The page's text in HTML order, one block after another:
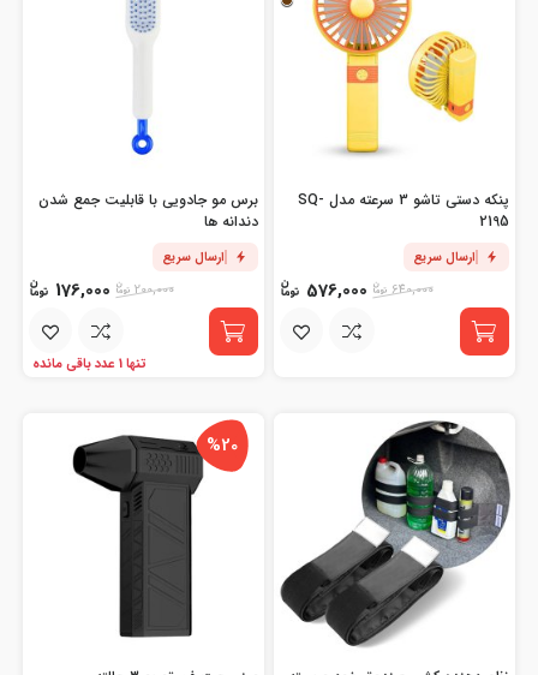
پنکه دستی تاشو 3 سرعته مدل SQ-
2195
ارسال سریع
640,000
576,000
برس مو جادویی با قابلیت جمع شدن
دندانه ها
ارسال سریع
200,000
176,000
تنها 1 عدد باقی مانده
%20